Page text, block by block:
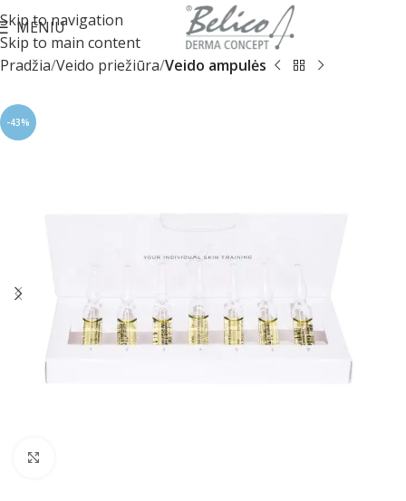
Skip to navigation
Skip to main content
MENIU
Pradžia Veido priežiūra Veido ampulės
-43%